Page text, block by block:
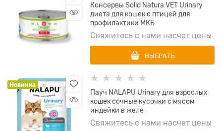
Консервы Solid Natura VET Urinary
диета для кошек с птицей для
профилактики МКБ
Свяжитесь с нами насчет цены
ВЫБРАТЬ
Новинка
Пауч NALAPU Urinary для взрослых
кошек сочные кусочки с мясом
индейки в желе
Свяжитесь с нами насчет цены